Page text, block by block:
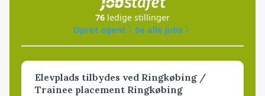
76 ledige stillinger
Opret agent
Se alle jobs
Elevplads tilbydes ved Ringkøbing /
Trainee placement Ringkøbing